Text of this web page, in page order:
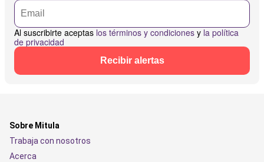
Al suscribirte aceptas los términos y condiciones y la política
de privacidad
Recibir alertas
Sobre Mitula
Trabaja con nosotros
Acerca